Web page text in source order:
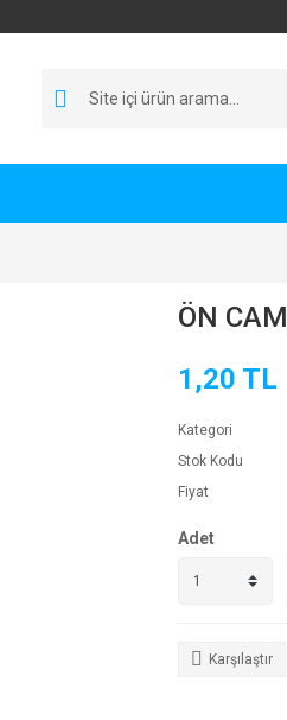
ÖN CAM
1,20 TL
Kategori
Stok Kodu
Fiyat
Adet
Karşılaştır